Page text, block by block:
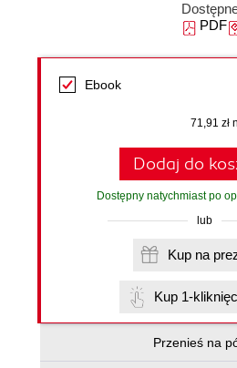
PDF
Ebook
71,91 zł
Dodaj do
Dostępny natychmiast po
lub
Kup
Kup 1-
Przenieś na